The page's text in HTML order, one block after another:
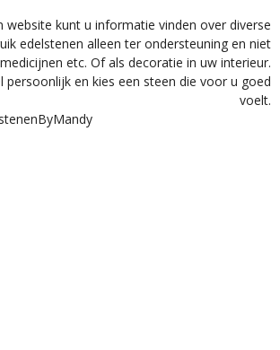
website kunt u informatie vinden over diverse
edelstenen alleen ter ondersteuning en niet
etc. Of als decoratie in uw interieur.
persoonlijk en kies een steen die voor u goed
voelt.